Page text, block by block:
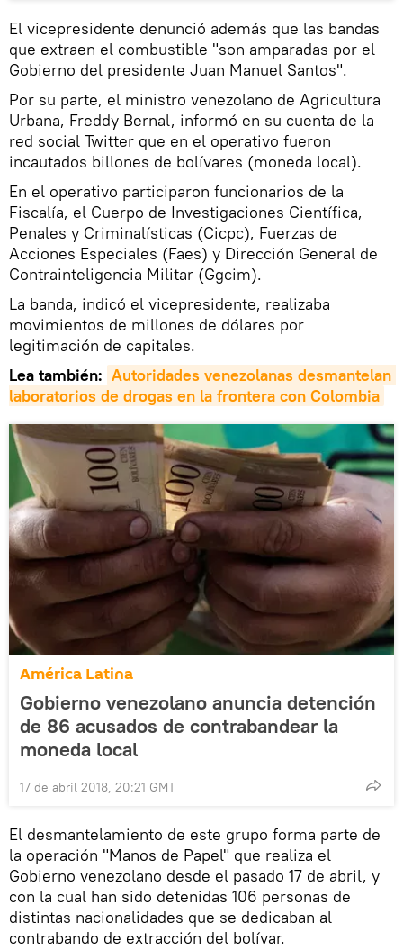
El vicepresidente denunció además que las bandas
que extraen el combustible "son amparadas por el
Gobierno del presidente Juan Manuel Santos".
Por su parte, el ministro venezolano de Agricultura
Urbana, Freddy Bernal, informó en su cuenta de la
red social Twitter que en el operativo fueron
incautados billones de bolívares (moneda local).
En el operativo participaron funcionarios de la
Fiscalía, el Cuerpo de Investigaciones Científica,
Penales y Criminalísticas (Cicpc), Fuerzas de
Acciones Especiales (Faes) y Dirección General de
Contrainteligencia Militar (Ggcim).
La banda, indicó el vicepresidente, realizaba
movimientos de millones de dólares por
legitimación de capitales.
Lea también: Autoridades venezolanas desmantelan
laboratorios de drogas en la frontera con Colombia
América Latina
Gobierno venezolano anuncia detención
de 86 acusados de contrabandear la
moneda local
17 de abril 2018, 20:21 GMT
El desmantelamiento de este grupo forma parte de
la operación "Manos de Papel" que realiza el
Gobierno venezolano desde el pasado 17 de abril, y
con la cual han sido detenidas 106 personas de
distintas nacionalidades que se dedicaban al
contrabando de extracción del bolívar.